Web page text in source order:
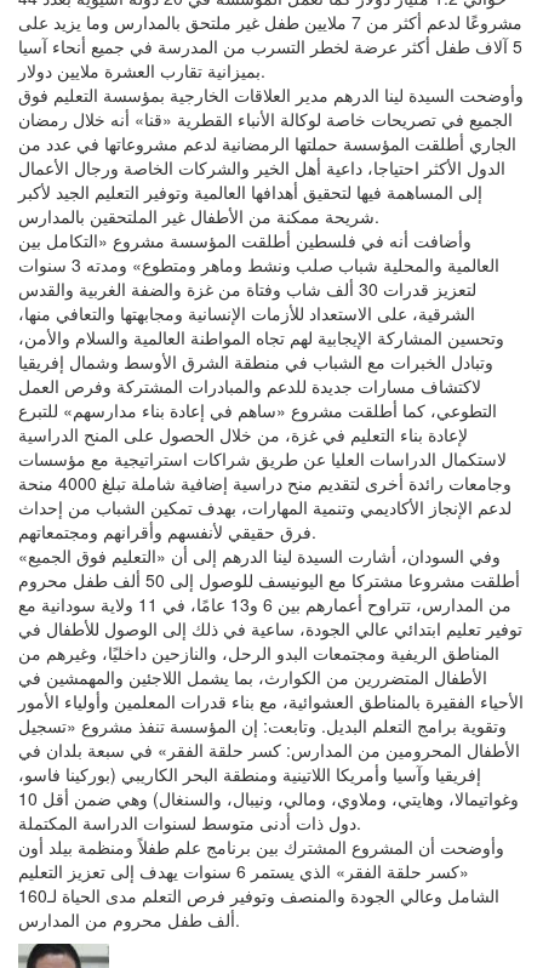
مشروعًا لدعم أكثر من 7 ملايين طفل غير ملتحق بالمدارس وما يزيد على
5 آلاف طفل أكثر عرضة لخطر التسرب من المدرسة في جميع أنحاء آسيا
بميزانية تقارب العشرة ملايين دولار.
وأوضحت السيدة لينا الدرهم مدير العلاقات الخارجية بمؤسسة التعليم فوق
الجميع في تصريحات خاصة لوكالة الأنباء القطرية «قنا» أنه خلال رمضان
الجاري أطلقت المؤسسة حملتها الرمضانية لدعم مشروعاتها في عدد من
الدول الأكثر احتياجا، داعية أهل الخير والشركات الخاصة ورجال الأعمال
إلى المساهمة فيها لتحقيق أهدافها العالمية وتوفير التعليم الجيد لأكبر
شريحة ممكنة من الأطفال غير الملتحقين بالمدارس.
وأضافت أنه في فلسطين أطلقت المؤسسة مشروع «التكامل بين
العالمية والمحلية شباب صلب ونشط وماهر ومتطوع» ومدته 3 سنوات
لتعزيز قدرات 30 ألف شاب وفتاة من غزة والضفة الغربية والقدس
الشرقية، على الاستعداد للأزمات الإنسانية ومجابهتها والتعافي منها،
وتحسين المشاركة الإيجابية لهم تجاه المواطنة العالمية والسلام والأمن،
وتبادل الخبرات مع الشباب في منطقة الشرق الأوسط وشمال إفريقيا
لاكتشاف مسارات جديدة للدعم والمبادرات المشتركة وفرص العمل
التطوعي، كما أطلقت مشروع «ساهم في إعادة بناء مدارسهم» للتبرع
لإعادة بناء التعليم في غزة، من خلال الحصول على المنح الدراسية
لاستكمال الدراسات العليا عن طريق شراكات استراتيجية مع مؤسسات
وجامعات رائدة أخرى لتقديم منح دراسية إضافية شاملة تبلغ 4000 منحة
لدعم الإنجاز الأكاديمي وتنمية المهارات، بهدف تمكين الشباب من إحداث
فرق حقيقي لأنفسهم وأقرانهم ومجتمعاتهم.
وفي السودان، أشارت السيدة لينا الدرهم إلى أن «التعليم فوق الجميع»
أطلقت مشروعا مشتركا مع اليونيسف للوصول إلى 50 ألف طفل محروم
من المدارس، تتراوح أعمارهم بين 6 و13 عامًا، في 11 ولاية سودانية مع
توفير تعليم ابتدائي عالي الجودة، ساعية في ذلك إلى الوصول للأطفال في
المناطق الريفية ومجتمعات البدو الرحل، والنازحين داخليًا، وغيرهم من
الأطفال المتضررين من الكوارث، بما يشمل اللاجئين والمهمشين في
الأحياء الفقيرة بالمناطق العشوائية، مع بناء قدرات المعلمين وأولياء الأمور
وتقوية برامج التعلم البديل. وتابعت: إن المؤسسة تنفذ مشروع «تسجيل
الأطفال المحرومين من المدارس: كسر حلقة الفقر» في سبعة بلدان في
إفريقيا وآسيا وأمريكا اللاتينية ومنطقة البحر الكاريبي (بوركينا فاسو،
وغواتيمالا، وهايتي، وملاوي، ومالي، ونيبال، والسنغال) وهي ضمن أقل 10
دول ذات أدنى متوسط لسنوات الدراسة المكتملة.
وأوضحت أن المشروع المشترك بين برنامج علم طفلاً ومنظمة بيلد أون
«كسر حلقة الفقر» الذي يستمر 6 سنوات يهدف إلى تعزيز التعليم
الشامل وعالي الجودة والمنصف وتوفير فرص التعلم مدى الحياة لـ160
ألف طفل محروم من المدارس.